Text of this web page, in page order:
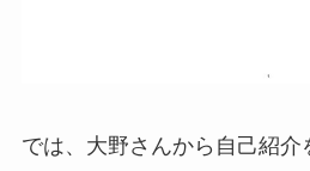
では、大野さんから自己紹介